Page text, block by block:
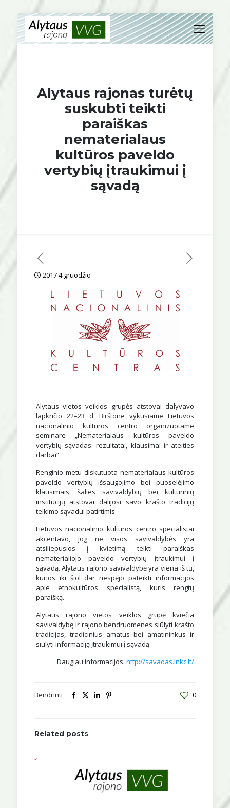
Alytaus rajonas turėtų
suskubti teikti
paraiškas
nematerialaus
kultūros paveldo
vertybių įtraukimui į
sąvadą
2017 4 gruodžio
Alytaus vietos veiklos grupės atstovai dalyvavo
lapkričio 22–23 d. Birštone vykusiame Lietuvos
nacionalinio kultūros centro organizuotame
seminare „Nematerialaus kultūros paveldo
vertybių sąvadas: rezultatai, klausimai ir ateities
darbai“.
Renginio metu diskutuota nematerialaus kultūros
paveldo vertybių išsaugojimo bei puoselėjimo
klausimais, šalies savivaldybių bei kultūrinių
institucijų atstovai dalijosi savo krašto tradicijų
teikimo sąvadui patirtimis.
Lietuvos nacionalinio kultūros centro specialistai
akcentavo, jog ne visos savivaldybės yra
atsiliepusios į kvietimą teikti paraiškas
nematerialiojo paveldo vertybių įtraukimui į
sąvadą. Alytaus rajono savivaldybė yra viena iš tų,
kurios iki šiol dar nespėjo pateikti informacijos
apie etnokultūros specialistą, kuris rengtų
paraišką.
Alytaus rajono vietos veiklos grupė kviečia
savivaldybę ir rajono bendruomenes siūlyti krašto
tradicijas, tradicinius amatus bei amatininkus ir
siūlyti informaciją įtraukimui į sąvadą.
Daugiau informacijos:http://savadas.lnkc.lt/
Bendrinti 0
Related posts